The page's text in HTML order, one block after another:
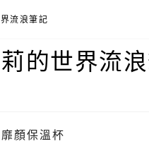
流浪筆記
的世界流
顏保溫杯